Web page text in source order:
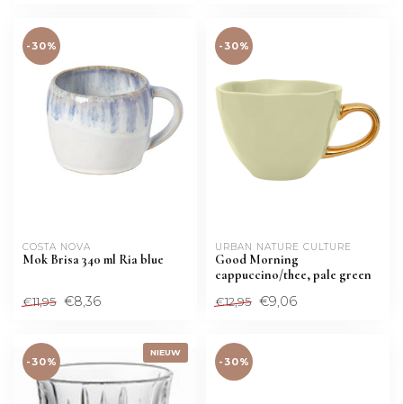
-30%
COSTA NOVA
Mok Brisa 340 ml Ria blue
€11,95 €8,36
-30%
URBAN NATURE CULTURE
Good Morning
cappuccino/thee, pale green
€12,95 €9,06
NIEUW
-30% -30%